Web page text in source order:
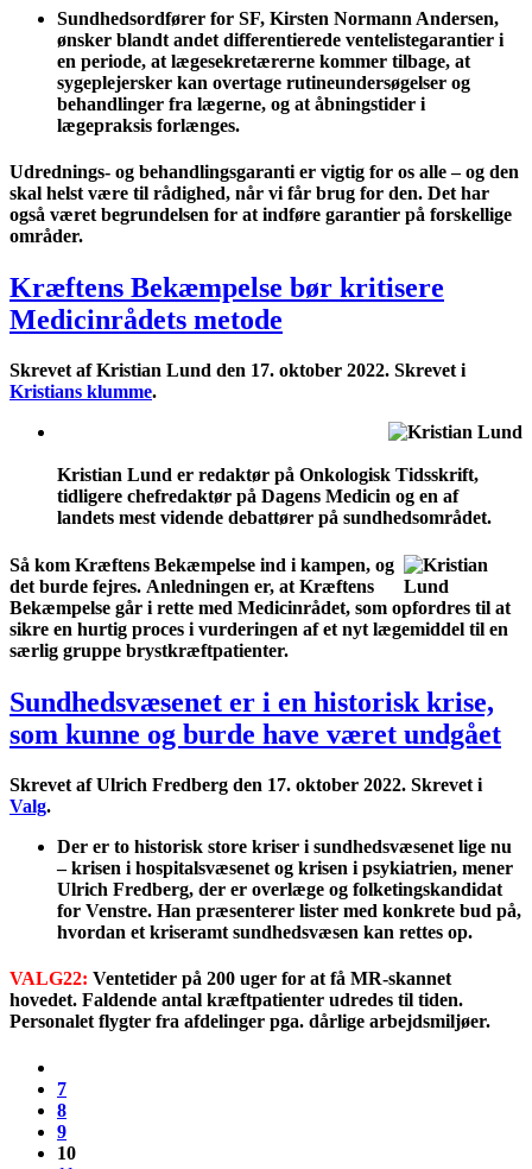
Sundhedsordfører for SF, Kirsten Normann Andersen,
ønsker blandt andet differentierede ventelistegarantier i
en periode, at lægesekretærerne kommer tilbage, at
sygeplejersker kan overtage rutineundersøgelser og
behandlinger fra lægerne, og at åbningstider i
lægepraksis forlænges.
Udrednings- og behandlingsgaranti er vigtig for os alle – og den
skal helst være til rådighed, når vi får brug for den. Det har
også været begrundelsen for at indføre garantier på forskellige
områder.
Kræftens Bekæmpelse bør kritisere
Medicinrådets metode
Skrevet af Kristian Lund den 17. oktober 2022. Skrevet i
Kristians klumme.
Kristian Lund er redaktør på Onkologisk Tidsskrift,
tidligere chefredaktør på Dagens Medicin og en af
landets mest vidende debattører på sundhedsområdet.
Så kom Kræftens Bekæmpelse ind i kampen, og
det burde fejres. Anledningen er, at Kræftens
Bekæmpelse går i rette med Medicinrådet, som opfordres til at
sikre en hurtig proces i vurderingen af et nyt lægemiddel til en
særlig gruppe brystkræftpatienter.
Sundhedsvæsenet er i en historisk krise,
som kunne og burde have været undgået
Skrevet af Ulrich Fredberg den 17. oktober 2022. Skrevet i
Valg.
Der er to historisk store kriser i sundhedsvæsenet lige nu
– krisen i hospitalsvæsenet og krisen i psykiatrien, mener
Ulrich Fredberg, der er overlæge og folketingskandidat
for Venstre. Han præsenterer lister med konkrete bud på,
hvordan et kriseramt sundhedsvæsen kan rettes op.
VALG22: Ventetider på 200 uger for at få MR-skannet
hovedet. Faldende antal kræftpatienter udredes til tiden.
Personalet flygter fra afdelinger pga. dårlige arbejdsmiljøer.
7
8
9
10